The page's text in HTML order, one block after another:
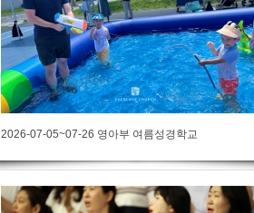
2026-07-05~07-26 영아부 여름성경학교